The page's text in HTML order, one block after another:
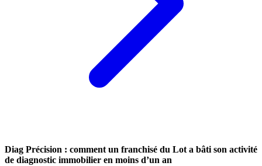
Diag Précision : comment un franchisé du Lot a bâti son activité
de diagnostic immobilier en moins d’un an